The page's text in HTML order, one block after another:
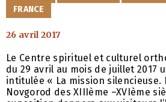
FRANCE
26 avril 2017
Le Centre spirituel et culturel
du 29 avril au mois de juillet 2017
intitulée « La mission silencieuse.
Novgorod des XIIIème –XVIème